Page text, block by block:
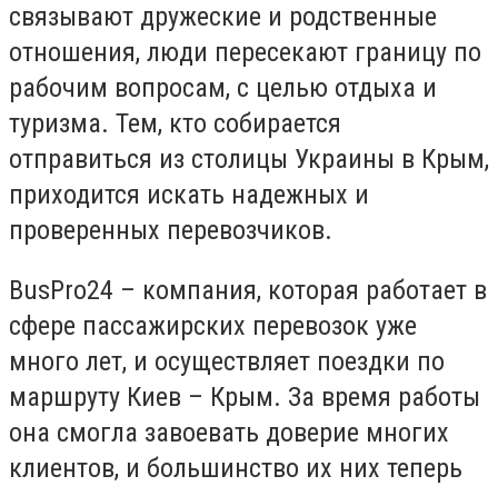
связывают дружеские и родственные
отношения, люди пересекают границу по
рабочим вопросам, с целью отдыха и
туризма. Тем, кто собирается
отправиться из столицы Украины в Крым,
приходится искать надежных и
проверенных перевозчиков.
BusPro24 – компания, которая работает в
сфере пассажирских перевозок уже
много лет, и осуществляет поездки по
маршруту Киев – Крым. За время работы
она смогла завоевать доверие многих
клиентов, и большинство их них теперь